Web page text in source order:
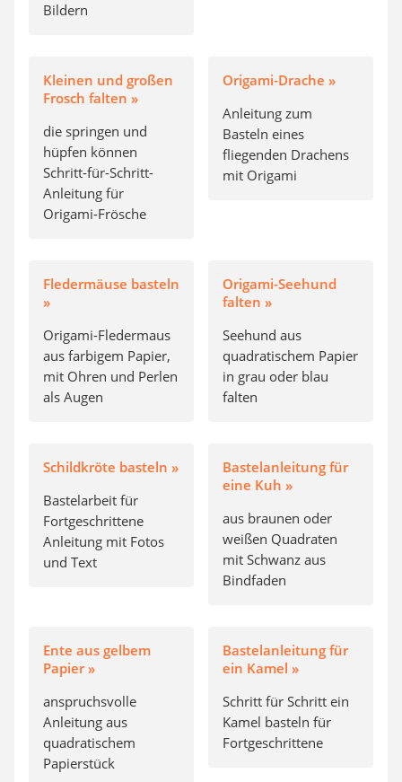
Bildern
Kleinen und großen
Frosch falten »
die springen und
hüpfen können
Schritt-für-Schritt-
Anleitung für
Origami-Frösche
Origami-Drache »
Anleitung zum
Basteln eines
fliegenden Drachens
mit Origami
Fledermäuse basteln
»
Origami-Fledermaus
aus farbigem Papier,
mit Ohren und Perlen
als Augen
Origami-Seehund
falten »
Seehund aus
quadratischem Papier
in grau oder blau
falten
Schildkröte basteln »
Bastelarbeit für
Fortgeschrittene
Anleitung mit Fotos
und Text
Bastelanleitung für
eine Kuh »
aus braunen oder
weißen Quadraten
mit Schwanz aus
Bindfaden
Ente aus gelbem
Papier »
anspruchsvolle
Anleitung aus
quadratischem
Papierstück
Bastelanleitung für
ein Kamel »
Schritt für Schritt ein
Kamel basteln für
Fortgeschrittene